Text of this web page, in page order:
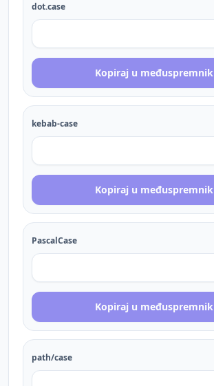
dot.case
Kopiraj u međuspremnik
kebab-case
Kopiraj u međuspremnik
PascalCase
Kopiraj u međuspremnik
path/case